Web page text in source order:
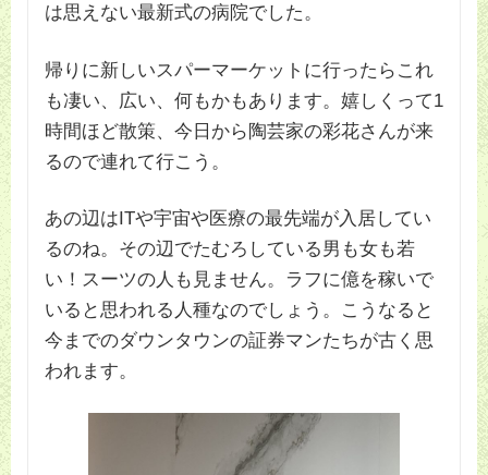
は思えない最新式の病院でした。
帰りに新しいスパーマーケットに行ったらこれ
も凄い、広い、何もかもあります。嬉しくって1
時間ほど散策、今日から陶芸家の彩花さんが来
るので連れて行こう。
あの辺はITや宇宙や医療の最先端が入居してい
るのね。その辺でたむろしている男も女も若
い！スーツの人も見ません。ラフに億を稼いで
いると思われる人種なのでしょう。こうなると
今までのダウンタウンの証券マンたちが古く思
われます。